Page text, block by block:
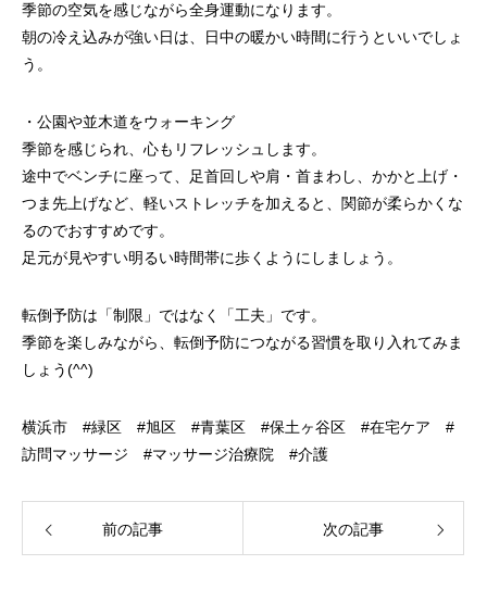
季節の空気を感じながら全身運動になります。
朝の冷え込みが強い日は、日中の暖かい時間に行うといいでしょ
う。
・公園や並木道をウォーキング
季節を感じられ、心もリフレッシュします。
途中でベンチに座って、足首回しや肩・首まわし、かかと上げ・
つま先上げなど、軽いストレッチを加えると、関節が柔らかくな
るのでおすすめです。
足元が見やすい明るい時間帯に歩くようにしましょう。
転倒予防は「制限」ではなく「工夫」です。
季節を楽しみながら、転倒予防につながる習慣を取り入れてみま
しょう(^^)
横浜市 #緑区 #旭区 #青葉区 #保土ヶ谷区 #在宅ケア #
訪問マッサージ #マッサージ治療院 #介護
前の記事 次の記事